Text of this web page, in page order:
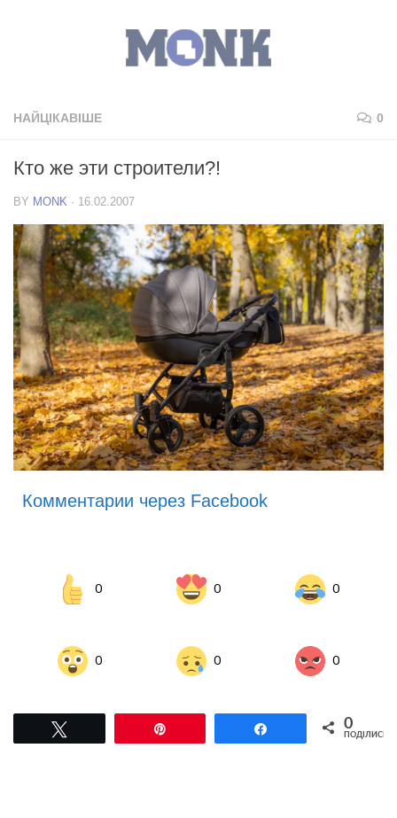
НАЙЦІКАВІШЕ 0
Кто же эти строители?!
BY MONK · 16.02.2007
Комментарии через Facebook
0 0 0
0 0 0
Поділитися0
ПОДІЛИСЬ